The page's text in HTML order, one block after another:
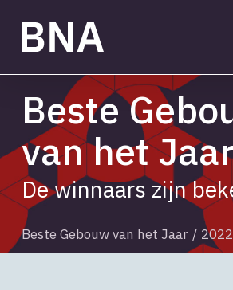
main
Beste
van het
De winnaars zijn
Beste Gebouw van het Jaar / 2022